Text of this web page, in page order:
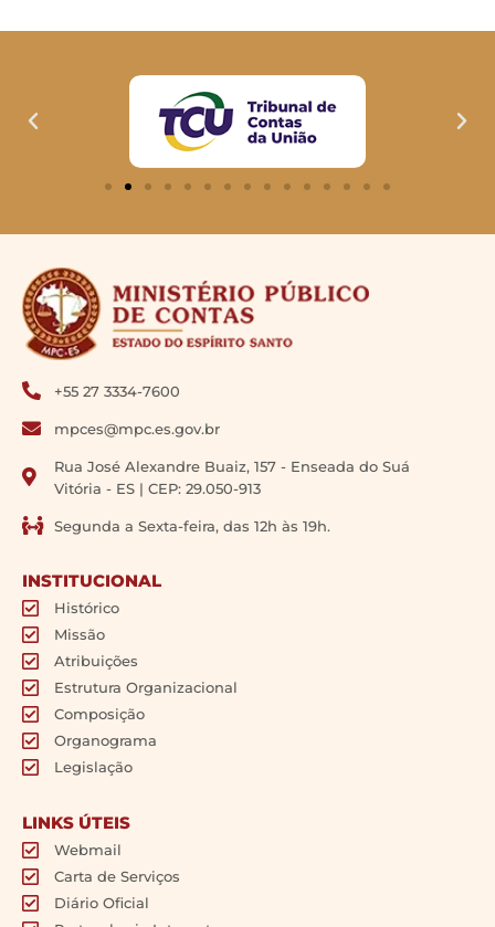
+55 27 3334-7600
mpces@mpc.es.gov.br
Rua José Alexandre Buaiz, 157 - Enseada do Suá
Vitória - ES | CEP: 29.050-913
Segunda a Sexta-feira, das 12h às 19h.
INSTITUCIONAL
Histórico
Missão
Atribuições
Estrutura Organizacional
Composição
Organograma
Legislação
LINKS ÚTEIS
Webmail
Carta de Serviços
Diário Oficial